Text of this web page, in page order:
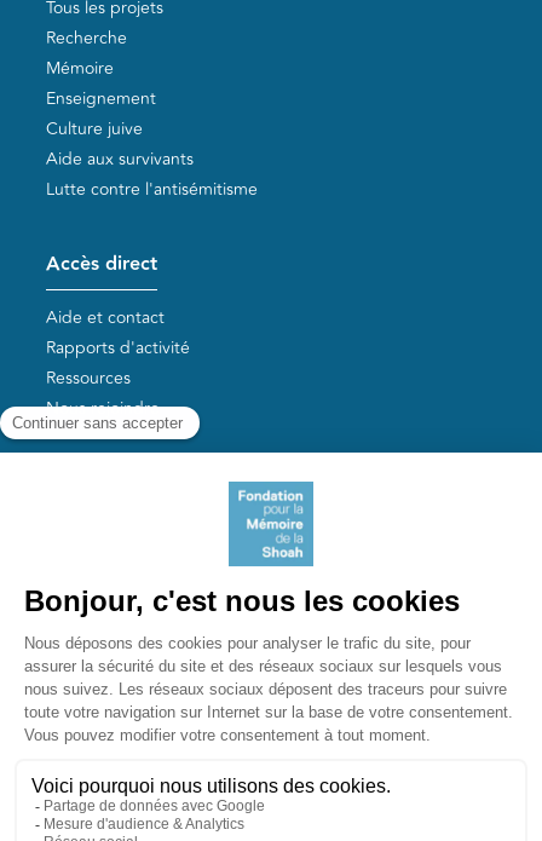
Tous les projets
Recherche
Mémoire
Enseignement
Culture juive
Aide aux survivants
Lutte contre l'antisémitisme
Accès direct
Aide et contact
Rapports d'activité
Ressources
Nous rejoindre
Aide aux survivants de la Shoah
Liens utiles
Mémorial de la Shoah
Le camp des Milles
Yad Vashem France
Akadem
mahJ